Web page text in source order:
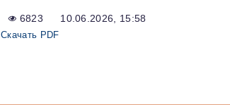
6823 10.06.2026, 15:58
Скачать PDF